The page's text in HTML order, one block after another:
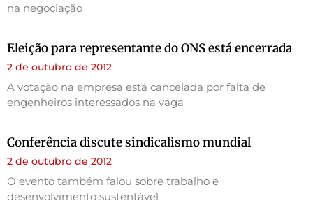
na negociação
Eleição para representante do ONS está encerrada
2 de outubro de 2012
A votação na empresa está cancelada por falta de
engenheiros interessados na vaga
Conferência discute sindicalismo mundial
2 de outubro de 2012
O evento também falou sobre trabalho e
desenvolvimento sustentável